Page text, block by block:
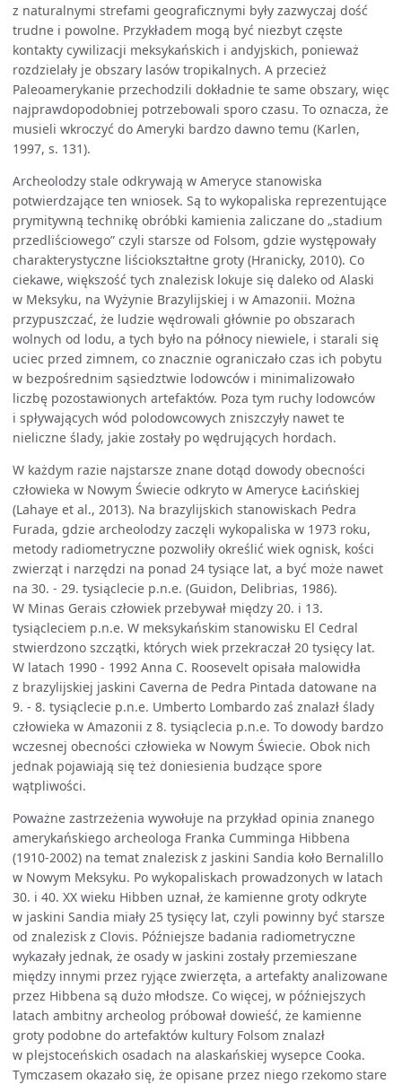
z naturalnymi strefami geograficznymi były zazwyczaj dość
trudne i powolne. Przykładem mogą być niezbyt częste
kontakty cywilizacji meksykańskich i andyjskich, ponieważ
rozdzielały je obszary lasów tropikalnych. A przecież
Paleoamerykanie przechodzili dokładnie te same obszary, więc
najprawdopodobniej potrzebowali sporo czasu. To oznacza, że
musieli wkroczyć do Ameryki bardzo dawno temu (Karlen,
1997, s. 131).
Archeolodzy stale odkrywają w Ameryce stanowiska
potwierdzające ten wniosek. Są to wykopaliska reprezentujące
prymitywną technikę obróbki kamienia zaliczane do „stadium
przedliściowego” czyli starsze od Folsom, gdzie występowały
charakterystyczne liściokształtne groty (Hranicky, 2010). Co
ciekawe, większość tych znalezisk lokuje się daleko od Alaski
w Meksyku, na Wyżynie Brazylijskiej i w Amazonii. Można
przypuszczać, że ludzie wędrowali głównie po obszarach
wolnych od lodu, a tych było na północy niewiele, i starali się
uciec przed zimnem, co znacznie ograniczało czas ich pobytu
w bezpośrednim sąsiedztwie lodowców i minimalizowało
liczbę pozostawionych artefaktów. Poza tym ruchy lodowców
i spływających wód polodowcowych zniszczyły nawet te
nieliczne ślady, jakie zostały po wędrujących hordach.
W każdym razie najstarsze znane dotąd dowody obecności
człowieka w Nowym Świecie odkryto w Ameryce Łacińskiej
(Lahaye et al., 2013). Na brazylijskich stanowiskach Pedra
Furada, gdzie archeolodzy zaczęli wykopaliska w 1973 roku,
metody radiometryczne pozwoliły określić wiek ognisk, kości
zwierząt i narzędzi na ponad 24 tysiące lat, a być może nawet
na 30. - 29. tysiąclecie p.n.e. (Guidon, Delibrias, 1986).
W Minas Gerais człowiek przebywał między 20. i 13.
tysiącleciem p.n.e. W meksykańskim stanowisku El Cedral
stwierdzono szczątki, których wiek przekraczał 20 tysięcy lat.
W latach 1990 - 1992 Anna C. Roosevelt opisała malowidła
z brazylijskiej jaskini Caverna de Pedra Pintada datowane na
9. - 8. tysiąclecie p.n.e. Umberto Lombardo zaś znalazł ślady
człowieka w Amazonii z 8. tysiąclecia p.n.e. To dowody bardzo
wczesnej obecności człowieka w Nowym Świecie. Obok nich
jednak pojawiają się też doniesienia budzące spore
wątpliwości.
Poważne zastrzeżenia wywołuje na przykład opinia znanego
amerykańskiego archeologa Franka Cumminga Hibbena
(1910-2002) na temat znalezisk z jaskini Sandia koło Bernalillo
w Nowym Meksyku. Po wykopaliskach prowadzonych w latach
30. i 40. XX wieku Hibben uznał, że kamienne groty odkryte
w jaskini Sandia miały 25 tysięcy lat, czyli powinny być starsze
od znalezisk z Clovis. Późniejsze badania radiometryczne
wykazały jednak, że osady w jaskini zostały przemieszane
między innymi przez ryjące zwierzęta, a artefakty analizowane
przez Hibbena są dużo młodsze. Co więcej, w późniejszych
latach ambitny archeolog próbował dowieść, że kamienne
groty podobne do artefaktów kultury Folsom znalazł
w plejstoceńskich osadach na alaskańskiej wysepce Cooka.
Tymczasem okazało się, że opisane przez niego rzekomo stare